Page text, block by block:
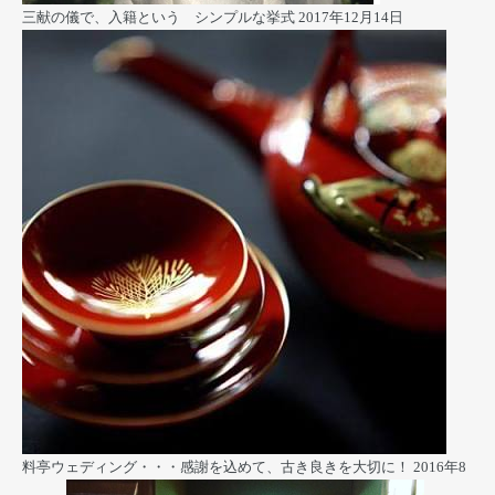
三献の儀で、入籍という シンプルな挙式 2017年12月14日
料亭ウェディング・・・感謝を込めて、古き良きを大切に！ 2016年8